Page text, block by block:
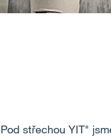
střechou YIT"